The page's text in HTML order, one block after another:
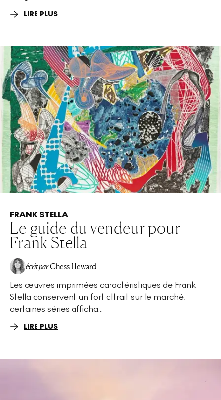
LIRE PLUS
FRANK STELLA
Le guide du vendeur pour
Frank Stella
écrit parChess Heward
Les œuvres imprimées caractéristiques de Frank
Stella conservent un fort attrait sur le marché,
certaines séries afficha...
LIRE PLUS